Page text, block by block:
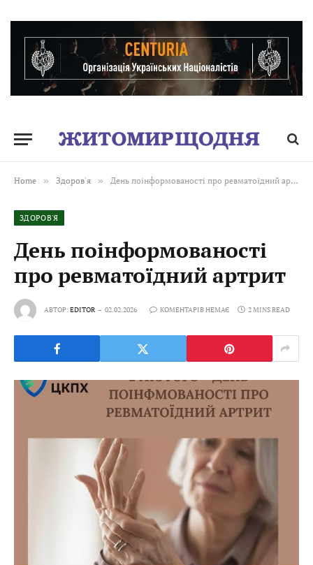
Home » Здоров'я » День поінформованості про ревматоїдний артрит
ЗДОРОВ'Я
День поінформованості
про ревматоїдний артрит
АВТОР:EDITOR 02.02.2026 КОМЕНТАРІВ НЕМАЄ 2 MINS READ